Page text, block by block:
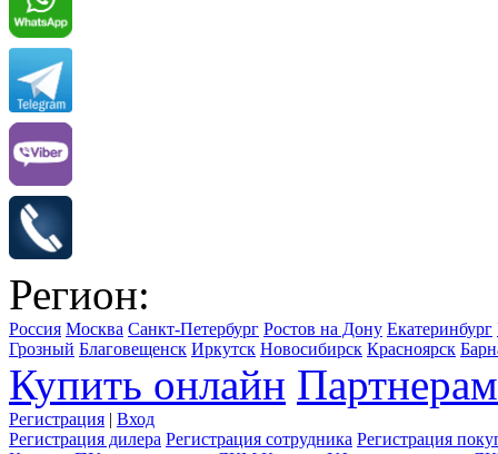
Регион:
Россия Москва Санкт-Петербург Ростов на Дону Екатеринбург
Грозный Благовещенск Иркутск Новосибирск Красноярск
Купить онлайн Партнерам
Регистрация | Вход
Регистрация дилера Регистрация сотрудника Регистрация